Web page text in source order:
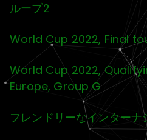
ループ2
World Cup 2022, Final
World Cup 2022,
Europe, Group G
フレンドリーなインター